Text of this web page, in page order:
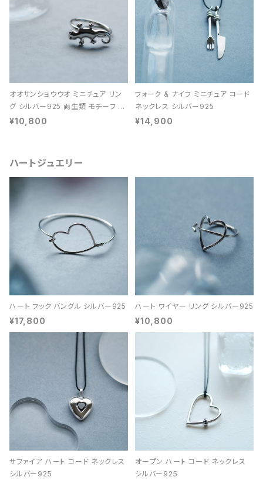
オオサンショウウオ ミニチュア リン
グ シルバー925 両生類 モチーフ レ
ディース ユニセックス
¥10,800
フォーク & ナイフ ミニチュア コード
ネックレス シルバー925
¥14,900
ハートジュエリー
ハート フック バングル シルバー925
¥17,800
ハート ワイヤー リング シルバー925
¥10,800
サファイア ハート コード ネックレス
シルバー925
オープン ハート コード ネックレス
シルバー925